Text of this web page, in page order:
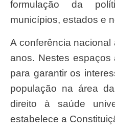
formulação da
municípios, estados e
A conferência nacional acontece a cada quatro
anos. Nestes espaços
para garantir os
população na área
direito à saúde
estabelece a